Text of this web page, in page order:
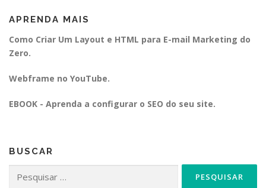
APRENDA MAIS
Como Criar Um Layout e HTML para E-mail Marketing do
Zero.
Webframe no YouTube.
EBOOK - Aprenda a configurar o SEO do seu site.
BUSCAR
por: